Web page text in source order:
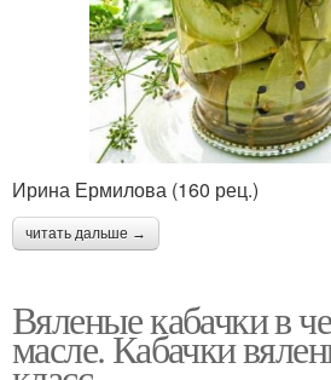
Ирина Ермилова (160 рец.)
читать дальше →
Вяленые кабачки в
масле. Кабачки